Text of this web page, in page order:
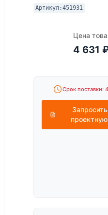
Артикул:451931
Цена
4 631
Срок поставки: